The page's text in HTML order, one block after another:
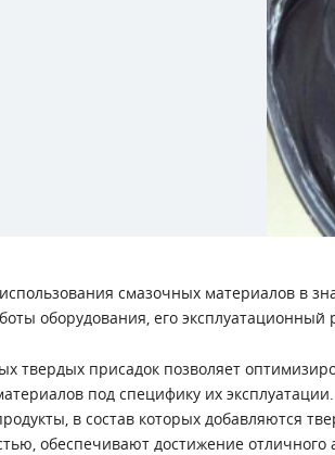
смазочных материалов в
оборудования, его эксплуатационный
твердых присадок позволяет
под специфику их
в состав которых добавляются
обеспечивают достижение отличного